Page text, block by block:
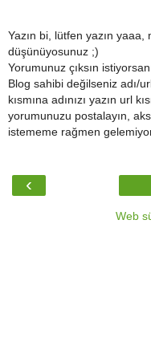
Yazın bi, lütfen yazın
düşünüyosunuz ;)
Yorumunuz çıksın
Blog sahibi değilseniz adı/
kısmına adınızı yazın url
yorumunuzu postalayın,
istememe rağmen
‹
Web